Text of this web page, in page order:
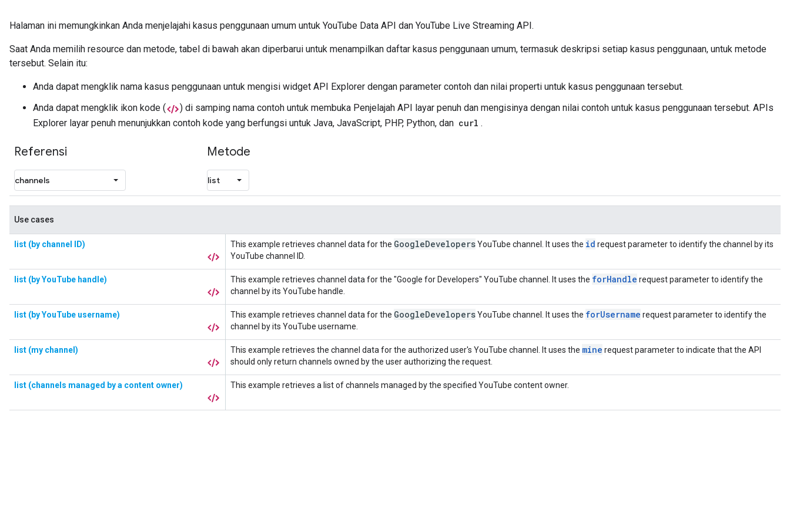
Halaman ini memungkinkan Anda menjelajahi kasus penggunaan umum untuk YouTube Data API dan YouTube Live Streaming API.
Saat Anda memilih resource dan metode, tabel di bawah akan diperbarui untuk menampilkan daftar kasus penggunaan umum, termasuk deskripsi setiap kasus penggunaan, untuk metode
tersebut. Selain itu:
Anda dapat mengklik nama kasus penggunaan untuk mengisi widget API Explorer dengan parameter contoh dan nilai properti untuk kasus penggunaan tersebut.
Anda dapat mengklik ikon kode (
) di samping nama contoh untuk membuka Penjelajah API layar penuh dan mengisinya dengan nilai contoh untuk kasus penggunaan tersebut. APIs
Explorer layar penuh menunjukkan contoh kode yang berfungsi untuk Java, JavaScript, PHP, Python, dan curl .
Referensi Metode
Use cases
list (by channel ID) This example retrieves channel data for the GoogleDevelopersYouTube channel. It uses the id request parameter to identify the channel by its
YouTube channel ID.
list (by YouTube handle) This example retrieves channel data for the "Google for Developers" YouTube channel. It uses the forHandle request parameter to identify the
channel by its YouTube handle.
list (by YouTube username) This example retrieves channel data for the GoogleDevelopersYouTube channel. It uses the forUsername request parameter to identify the
channel by its YouTube username.
list (my channel) This example retrieves the channel data for the authorized user's YouTube channel. It uses the mine request parameter to indicate that the API
should only return channels owned by the user authorizing the request.
list (channels managed by a content owner) This example retrieves a list of channels managed by the specified YouTube content owner.